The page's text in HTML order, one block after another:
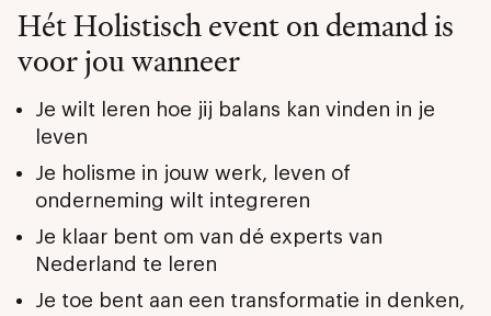
Hét Holistisch event on demand is
voor jou wanneer
Je wilt leren hoe jij balans kan vinden in je
leven
Je holisme in jouw werk, leven of
onderneming wilt integreren
Je klaar bent om van dé experts van
Nederland te leren
Je toe bent aan een transformatie in denken,